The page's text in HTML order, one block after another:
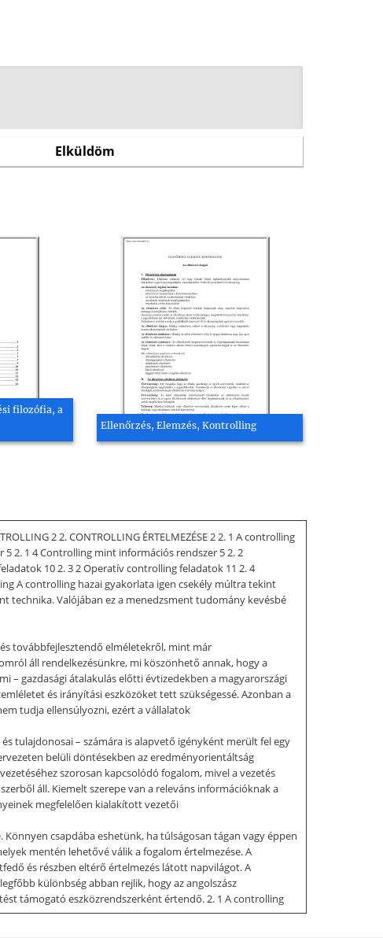
filozófia, a
Ellenőrzés, Elemzés, Kontrolling
2 2. CONTROLLING ÉRTELMEZÉSE 2 2. 1 A controlling
2. 1 4 Controlling mint információs rendszer 5 2. 2
feladatok 10 2. 3 2 Operatív controlling feladatok 11 2. 4
A controlling hazai gyakorlata igen csekély múltra tekint
technika. Valójában ez a menedzsment tudomány kevésbé
továbbfejlesztendő elméletekről, mint már
áll rendelkezésünkre, mi köszönhető annak, hogy a
– gazdasági átalakulás előtti évtizedekben a magyarországi
és irányítási eszközöket tett szükségessé. Azonban a
tudja ellensúlyozni, ezért a vállalatok
tulajdonosai – számára is alapvető igényként merült fel egy
belüli döntésekben az eredményorientáltság
szorosan kapcsolódó fogalom, mivel a vezetés
áll. Kiemelt szerepe van a releváns információknak a
megfelelően kialakított vezetői
csapdába eshetünk, ha túlságosan tágan vagy éppen
mentén lehetővé válik a fogalom értelmezése. A
és részben eltérő értelmezés látott napvilágot. A
különbség abban rejlik, hogy az angolszász
támogató eszközrendszerként értendő. 2. 1 A controlling